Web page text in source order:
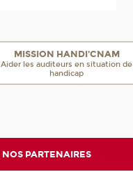
MISSION HANDI'CNAM
Aider les auditeurs en situation de
handicap
NOS PARTENAIRES